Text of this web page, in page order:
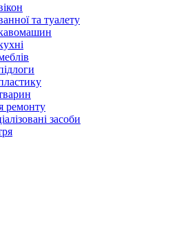
та туалету
ремонту
засоби